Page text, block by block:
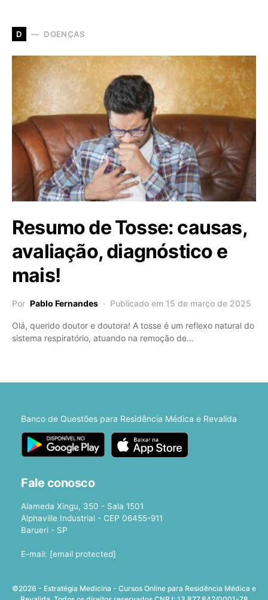
D DOENÇAS
Resumo de Tosse: causas,
avaliação, diagnóstico e
mais!
Por Pablo Fernandes Publicado em 15 de março de 2025
Olá, querido doutor e doutora! A tosse é um reflexo natural do
sistema respiratório, atuando na remoção de…
Banco de Questões para Residência Médica e Revalida
Fale conosco
Alameda Xingu, 350 - Sala 1501
Alphaville Industrial - CEP 06455-911
Barueri - SP
E-mail: [email protected]
©2026 - Estratégia Medicina - Cursos Online para Residência Médica e